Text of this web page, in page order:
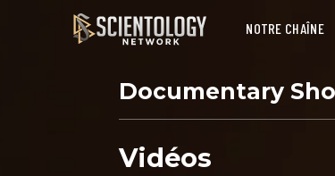
NOTRE CHAÎNE
Documentary
Vidéos